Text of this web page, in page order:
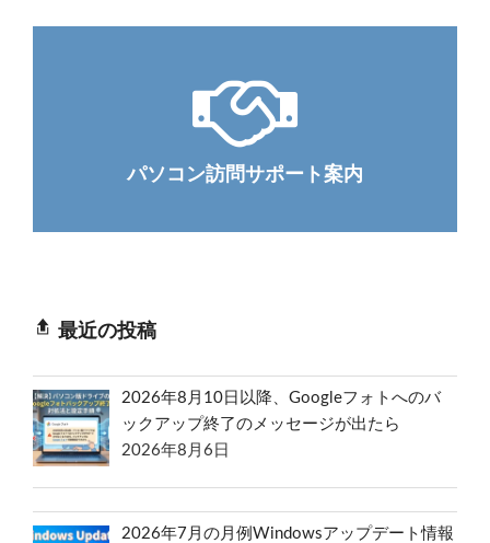
パソコン訪問サポート案内
最近の投稿
2026年8月10日以降、Googleフォトへのバ
ックアップ終了のメッセージが出たら
2026年8月6日
2026年7月の月例Windowsアップデート情報